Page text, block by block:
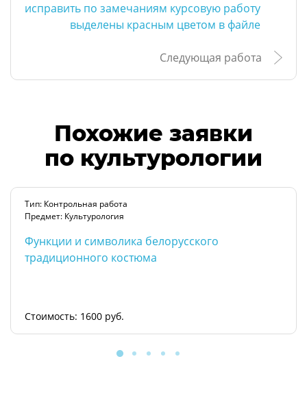
исправить по замечаниям курсовую работу
выделены красным цветом в файле
Следующая работа
Похожие заявки
по культурологии
Тип: Контрольная работа
Предмет: Культурология
Функции и символика белорусского
традиционного костюма
Стоимость: 1600 руб.